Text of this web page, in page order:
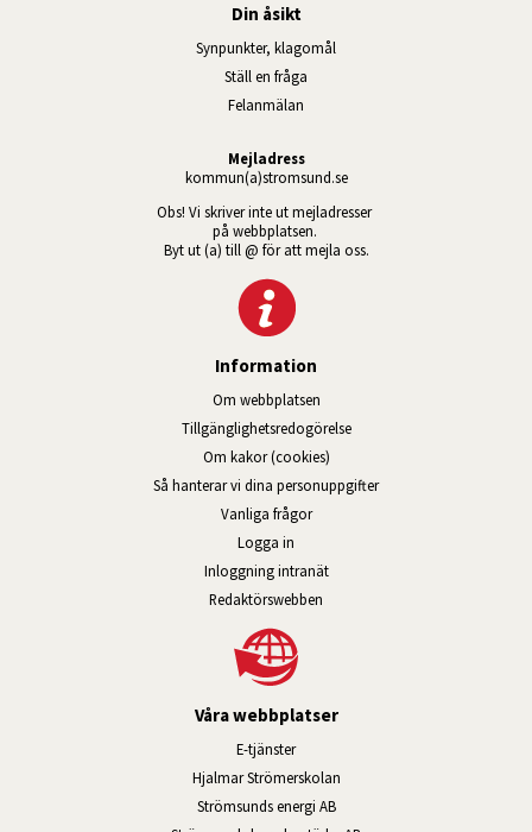
Din åsikt
Synpunkter, klagomål
Ställ en fråga
Felanmälan
Mejladress
kommun(a)stromsund.se
Obs! Vi skriver inte ut mejladresser
på webbplatsen.
Byt ut (a) till @ för att mejla oss.
Information
Om webbplatsen
Tillgänglig­hets­redo­görelse
Om kakor (cookies)
Så hanterar vi dina personuppgifter
Vanliga frågor
Logga in
Inloggning intranätÖppnas i nytt fönster.
Redaktörswebben
Våra webbplatser
E-tjänsterLänk till annan webbplats, öppnas i
Hjalmar StrömerskolanLänk till annan webbplats,
Strömsunds energi ABLänk till annan webbplats,